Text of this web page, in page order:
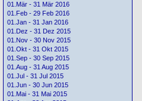
01.Mär - 31 Mär 2016
01.Feb - 29 Feb 2016
01.Jan - 31 Jan 2016
01.Dez - 31 Dez 2015
01.Nov - 30 Nov 2015
01.Okt - 31 Okt 2015
01.Sep - 30 Sep 2015
01.Aug - 31 Aug 2015
01.Jul - 31 Jul 2015
01.Jun - 30 Jun 2015
01.Mai - 31 Mai 2015